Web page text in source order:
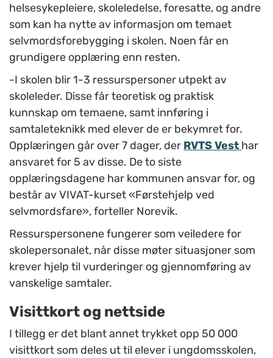
helsesykepleiere, skoleledelse, foresatte, og andre
som kan ha nytte av informasjon om temaet
selvmordsforebygging i skolen. Noen får en
grundigere opplæring enn resten.
-I skolen blir 1-3 ressurspersoner utpekt av
skoleleder. Dissefår teoretisk og praktisk
kunnskap om temaene, samt innføring i
samtaleteknikk med elever de er bekymret for.
Opplæringen går over 7 dager, der RVTS Vest har
ansvaret for 5 av disse. De to siste
opplæringsdagene har kommunen ansvar for, og
består av VIVAT-kurset «Førstehjelp ved
selvmordsfare», forteller Norevik.
Ressurspersonene fungerer som veiledere for
skolepersonalet, når disse møter situasjoner som
krever hjelp til vurderinger og gjennomføring av
vanskelige samtaler.
Visittkort og nettside
I tillegg er det blant annet trykket opp 50 000
visittkort som deles ut til elever i ungdomsskolen,